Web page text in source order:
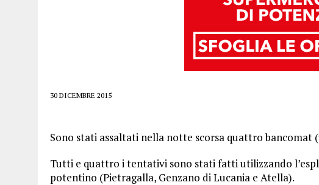
30 DICEMBRE 2015
Sono stati assaltati nella notte scorsa quattro
Tutti e quattro i tentativi sono stati fatti utilizzando
potentino (Pietragalla, Genzano di Lucania e Atella).